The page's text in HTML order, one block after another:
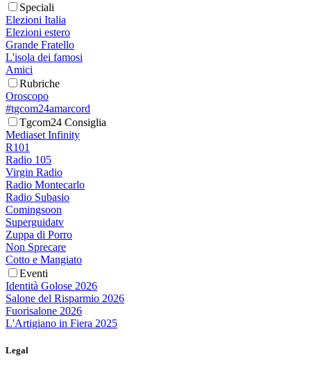
Speciali
Elezioni Italia
Elezioni estero
Grande Fratello
L'isola dei famosi
Amici
Rubriche
Oroscopo
#tgcom24amarcord
Tgcom24 Consiglia
Mediaset Infinity
R101
Radio 105
Virgin Radio
Radio Montecarlo
Radio Subasio
Comingsoon
Superguidatv
Zuppa di Porro
Non Sprecare
Cotto e Mangiato
Eventi
Identità Golose 2026
Salone del Risparmio 2026
Fuorisalone 2026
L'Artigiano in Fiera 2025
Legal